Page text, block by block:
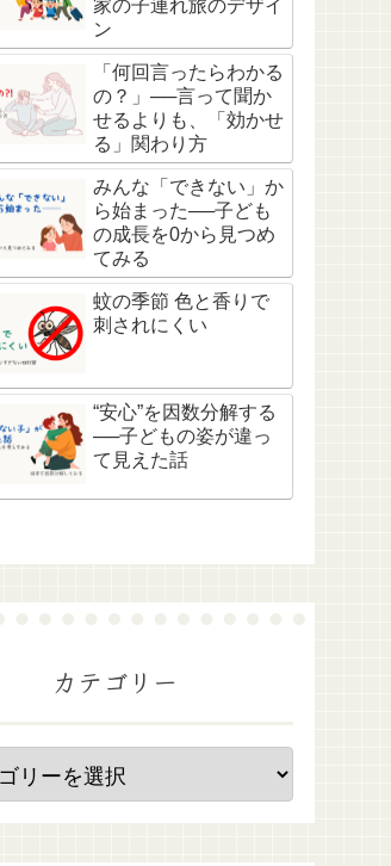
家の子連れ旅のデザイ
ン
「何回言ったらわかる
の？」──言って聞か
せるよりも、「効かせ
る」関わり方
みんな「できない」か
ら始まった──子ども
の成長を0から見つめ
てみる
蚊の季節 色と香りで
刺されにくい
“安心”を因数分解する
──子どもの姿が違っ
て見えた話
カテゴリー